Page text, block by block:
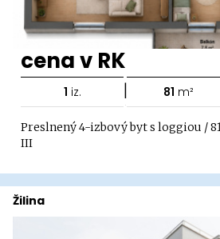
cena v RK
1 iz. | 81 m²
Preslnený 4-izbový byt s loggiou /
III
Žilina